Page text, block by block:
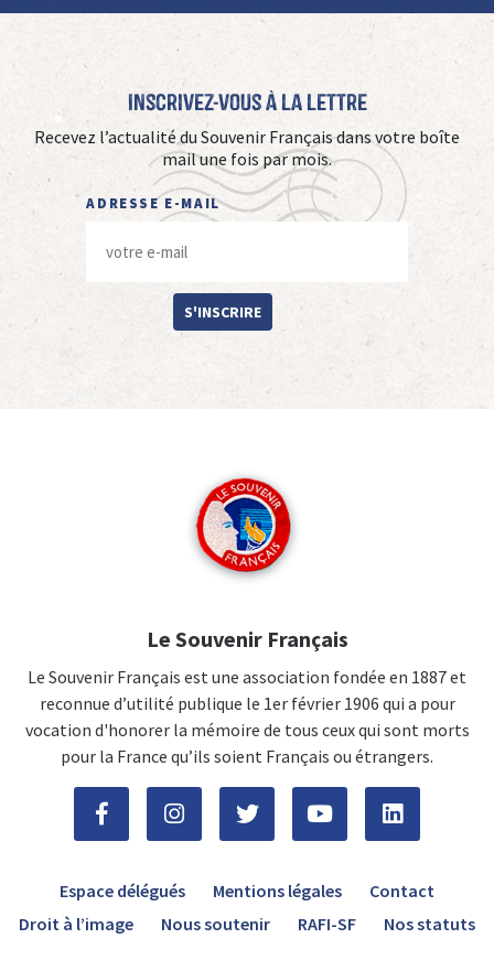
Inscrivez-vous à La Lettre
Recevez l’actualité du Souvenir Français dans votre boîte
mail une fois par mois.
ADRESSE E-MAIL
S'INSCRIRE
Le Souvenir Français
Le Souvenir Français est une association fondée en 1887 et
reconnue d’utilité publique le 1er février 1906 qui a pour
vocation d'honorer la mémoire de tous ceux qui sont morts
pour la France qu’ils soient Français ou étrangers.
Espace délégués Mentions légales
Contact
Droit à l’image
Nous soutenir RAFI-SF Nos statuts